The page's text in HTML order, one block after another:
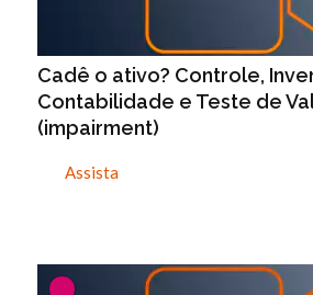
Cadê o ativo? Controle,
Contabilidade e Teste de
(impairment)
Assista